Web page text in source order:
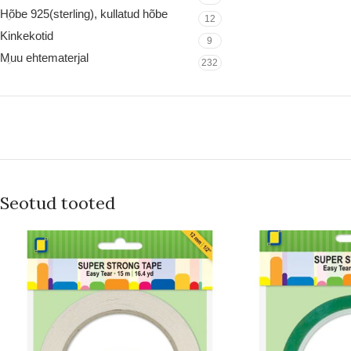
Hõbe 925(sterling), kullatud hõbe 12
Kinkekotid 9
Muu ehtematerjal 232
Seotud tooted